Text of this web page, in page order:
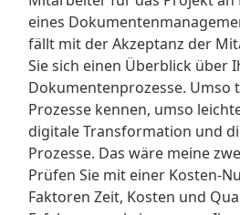
eines
fällt mit der Akzeptanz der
Sie sich einen Überblick über
Dokumentenprozesse. Umso
Prozesse kennen, umso
digitale Transformation und
Prozesse. Das wäre meine
Prüfen Sie mit einer Kosten-
Faktoren Zeit, Kosten und